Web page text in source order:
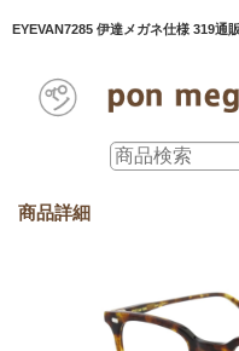
EYEVAN7285 伊達メガネ仕様 319通
商品詳細